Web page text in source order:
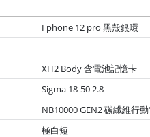
I phone 12 pro 黑殼銀環
XH2 Body 含電池記憶卡
Sigma 18-50 2.8
NB10000 GEN2 碳纖維行
極白短